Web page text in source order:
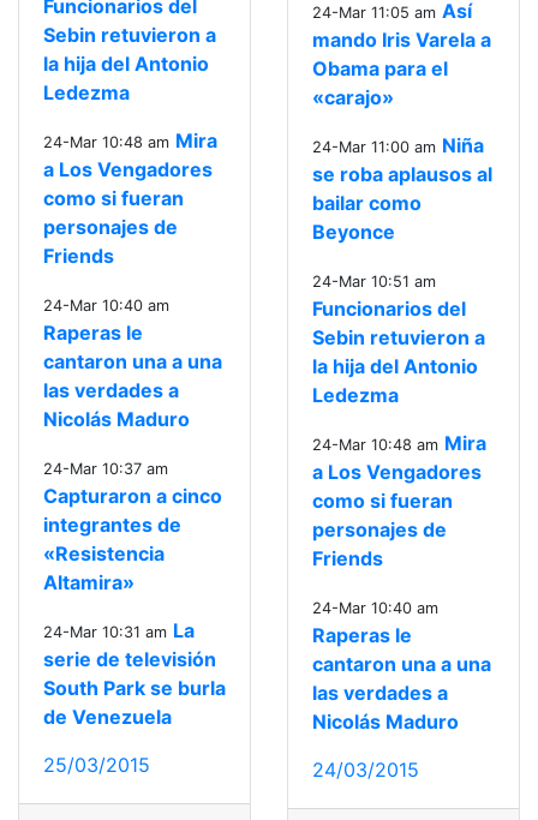
Funcionarios del
Sebin retuvieron a
la hija del Antonio
Ledezma
24-Mar 10:48 am Mira
a Los Vengadores
como si fueran
personajes de
Friends
24-Mar 10:40 am
Raperas le
cantaron una a una
las verdades a
Nicolás Maduro
24-Mar 10:37 am
Capturaron a cinco
integrantes de
«Resistencia
Altamira»
24-Mar 10:31 am La
serie de televisión
South Park se burla
de Venezuela
25/03/2015
24-Mar 11:05 am Así
mando Iris Varela a
Obama para el
«carajo»
24-Mar 11:00 am Niña
se roba aplausos al
bailar como
Beyonce
24-Mar 10:51 am
Funcionarios del
Sebin retuvieron a
la hija del Antonio
Ledezma
24-Mar 10:48 am Mira
a Los Vengadores
como si fueran
personajes de
Friends
24-Mar 10:40 am
Raperas le
cantaron una a una
las verdades a
Nicolás Maduro
24/03/2015